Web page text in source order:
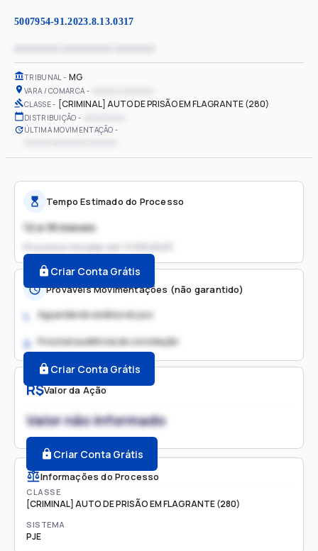
5007954-91.2023.8.13.0317
TRIBUNAL MG
VARA / COMARCA
CLASSE [CRIMINAL] AUTO DE PRISÃO EM FLAGRANTE (280)
DISTRIBUIÇÃO
ÚLTIMA MOVIMENTAÇÃO
R$Valor da Ação
Valor não informado
Criar Conta Grátis
Informações do Processo
CLASSE
[CRIMINAL] AUTO DE PRISÃO EM FLAGRANTE (280)
SISTEMA
PJE
Tempo Estimado do Processo
12 a 18 meses
Processo iniciado em
Criar Conta Grátis
Prováveis Movimentações (não garantido)
1. Aguardando análise do juiz
2. Possível audiência de conciliação
Criar Conta Grátis